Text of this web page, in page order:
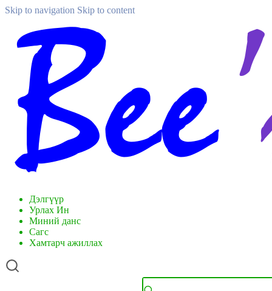
Skip to navigation Skip to content
Дэлгүүр
Урлах Ин
Миний данс
Сагс
Хамтарч ажиллах